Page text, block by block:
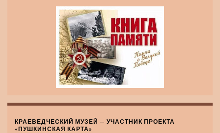
КРАЕВЕДЧЕСКИЙ МУЗЕЙ — УЧАСТНИК ПРОЕКТА
«ПУШКИНСКАЯ КАРТА»